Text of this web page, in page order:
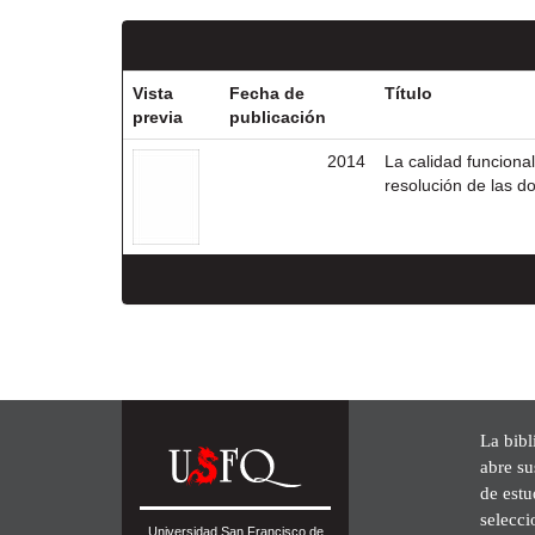
Vista
previa
Fecha de
publicación
Título
2014
La calidad
resolución de las
Universidad San Francisco de
La
abre
de